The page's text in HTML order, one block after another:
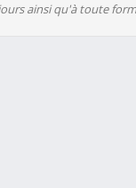
ainsi qu'à toute